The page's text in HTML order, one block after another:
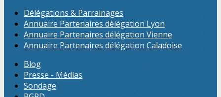
Délégations & Parrainages
Annuaire Partenaires délégation Lyon
Annuaire Partenaires délégation Vienne
Annuaire Partenaires délégation Caladoise
Blog
Presse - Médias
Sondage